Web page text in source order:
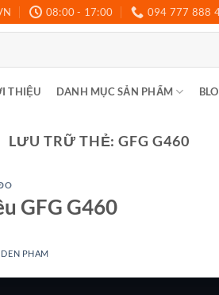
08:00 - 17:00 094 777 888
THIỆU DANH MỤC SẢN PHẨM
LƯU TRỮ THẺ:GFG G460
GFG G460
DEN PHAM